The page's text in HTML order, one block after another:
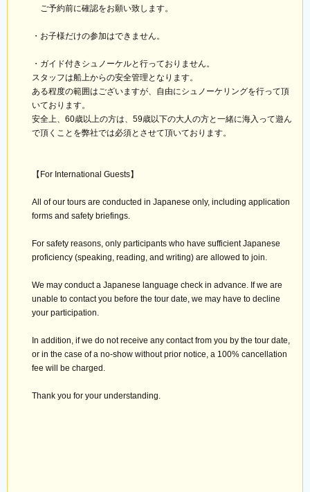
ご予約前に確認をお願い致します。
・お子様だけの参加はできません。
・ガイド付きシュノーケルと行っておりません。
スタッフは船上からの安全管理となります。
ある程度の範囲はございますが、自由にシュノーケリングを行って頂
いております。
安全上、60歳以上の方は、59歳以下の大人の方と一緒に海入って遊ん
で頂くことを弊社では必須とさせて頂いております。
【For International Guests】
All of our tours are conducted in Japanese only, including application
forms and safety briefings.
For safety reasons, only participants who have sufficient Japanese
proficiency (speaking, reading, and writing) are allowed to join.
We may conduct a Japanese language check in advance. If we are
unable to contact you before the tour date, we may have to decline
your participation.
In addition, if we do not receive any contact from you by the tour date,
or in the case of a no-show without prior notice, a 100% cancellation
fee will be charged.
Thank you for your understanding.